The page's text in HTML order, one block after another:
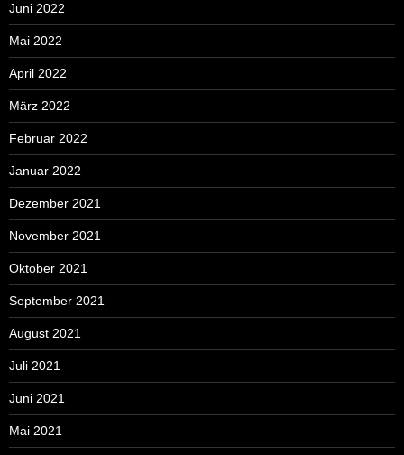
Juni 2022
Mai 2022
April 2022
März 2022
Februar 2022
Januar 2022
Dezember 2021
November 2021
Oktober 2021
September 2021
August 2021
Juli 2021
Juni 2021
Mai 2021